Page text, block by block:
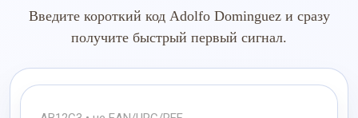
Введите короткий код Adolfo Dominguez и сразу
получите быстрый первый сигнал.